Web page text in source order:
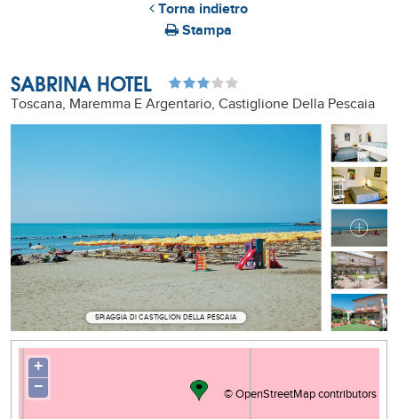
Torna indietro
Stampa
SABRINA HOTEL
Toscana, Maremma E Argentario, Castiglione Della Pescaia
SPIAGGIA DI CASTIGLION DELLA PESCAIA
+
−
©OpenStreetMapcontributors